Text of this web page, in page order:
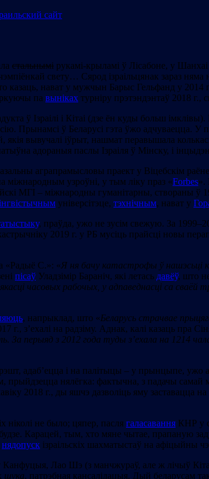
стальнымі рукамі-крыламі ў Лісабоне, у
свету… Сярод ізраільцянак зараз няма
казаць, нават у мужчын Барыс Гельфанд у
па выніках турніру прэтэндэнтаў 2018 г.,
ў Ізраілі і Кітаі (дзе ён куды больш
Прынамсі ў Беларусі гэта ўжо адчуваецца. У
вывучалі іўрыт, нашмат перавышала
адораныя паслы Ізраіля ў Мінску, і
аграпрамысловы праект у Віцебскім
міжнародным узроўні, у тым ліку праз «Forbes».
МГІ – міжнародны гуманітарны, створаны
універсітэце, тэхнічным, нават у
, праўда, ужо не зусім свежую. За
2019 г. у РБ мусіць прайсці новы
«Радыё С.»: «Я ня бачу катастрофы ў нашэсьці
пісаў Уладзімір Бараніч, які летась давёў, што
часовых рабочых, у адпаведнасці са
, напрыклад, што «Беларусь страчвае
г., з’ехалі на радзіму. Аднак, калі казаць
За перыяд з 2012 года туды з’ехала на 1214
адаб’ецца і на палітыцы – у прынцыпе, ужо
прыйдзецца нялёгка: фактычна, з падачы самай
2018 г., ды яшчэ дазволіць яму заставацца на
ніколі не было; цяпер, пасля галасавання КНР у
Карацей, тым, хто мяне чытае, прапаную
нядопуск ізраільскіх шахматыстаў на афіцыйны
Канфуцыя, Лао Шэ (з манчжураў, але ж лічыў
шука, патрэбная кансалідацыя. Дый беларусам